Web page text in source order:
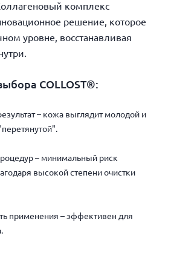
комплекс
решение, которое
уровне, восстанавливая
COLLOST®:
– кожа выглядит молодой и
– минимальный риск
высокой степени очистки
применения – эффективен для